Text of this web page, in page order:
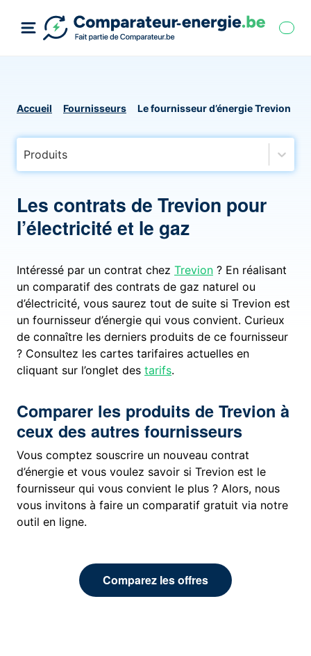
Accueil Fournisseurs Le fournisseur d’énergie Trevion
Produits
Les contrats de Trevion pour
l’électricité et le gaz
Intéressé par un contrat chez Trevion ? En réalisant
un comparatif des contrats de gaz naturel ou
d’électricité, vous saurez tout de suite si Trevion est
un fournisseur d’énergie qui vous convient. Curieux
de connaître les derniers produits de ce fournisseur
? Consultez les cartes tarifaires actuelles en
cliquant sur l’onglet des tarifs.
Comparer les produits de Trevion à
ceux des autres fournisseurs
Vous comptez souscrire un nouveau contrat
d’énergie et vous voulez savoir si Trevion est le
fournisseur qui vous convient le plus ? Alors, nous
vous invitons à faire un comparatif gratuit via notre
outil en ligne.
Comparez les offres